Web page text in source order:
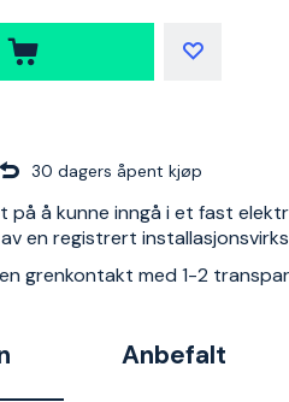
30 dagers åpent kjøp
på å kunne inngå i et fast
en registrert
grenkontakt med 1-2
Anbefalt